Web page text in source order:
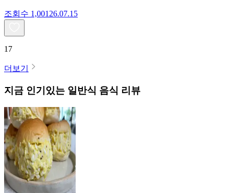
조회수 1,001 26.07.15
17
더보기
지금 인기있는 일반식 음식 리뷰